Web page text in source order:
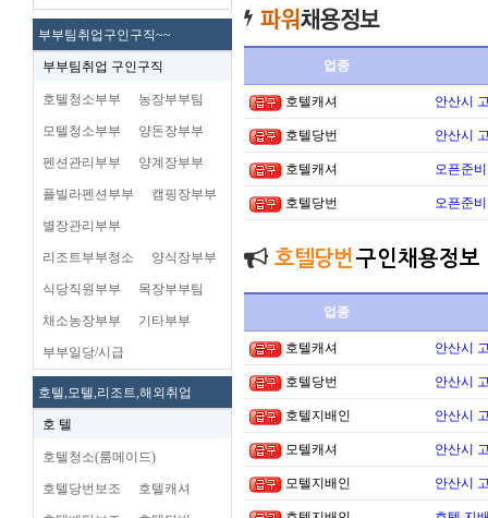
부부팀취업구인구직~~
부부팀취업 구인구직
호텔청소부부 농장부부팀
모텔청소부부 양돈장부부
펜션관리부부 양계장부부
플빌라펜션부부 캠핑장부부
별장관리부부
리조트부부청소 양식장부부
식당직원부부 목장부부팀
채소농장부부 기타부부
부부일당/시급
호텔,모텔,리조트,해외취업
호 텔
호텔청소(룸메이드)
호텔당번보조 호텔캐셔
업종
호텔캐셔 안산시
호텔당번 안산시
호텔캐셔 오픈준
호텔당번 오픈준
호텔당번 구인채용정보
업종
호텔캐셔 안산시
호텔당번 안산시
호텔지배인 안산시
모텔캐셔 안산시
모텔지배인 안산시